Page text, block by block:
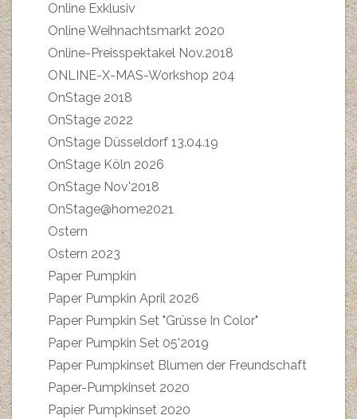
Online Exklusiv
Online Weihnachtsmarkt 2020
Online-Preisspektakel Nov.2018
ONLINE-X-MAS-Workshop 204
OnStage 2018
OnStage 2022
OnStage Düsseldorf 13.04.19
OnStage Köln 2026
OnStage Nov'2018
OnStage@home2021
Ostern
Ostern 2023
Paper Pumpkin
Paper Pumpkin April 2026
Paper Pumpkin Set "Grüsse In Color"
Paper Pumpkin Set 05'2019
Paper Pumpkinset Blumen der Freundschaft
Paper-Pumpkinset 2020
Papier Pumpkinset 2020